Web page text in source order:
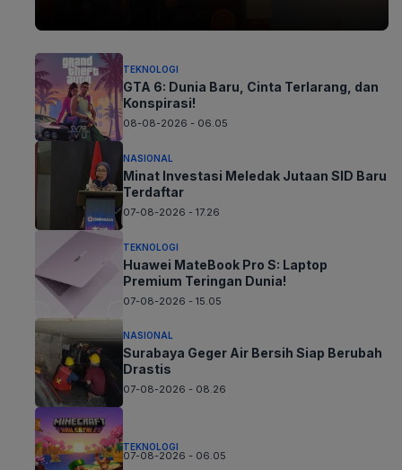
TEKNOLOGI
GTA 6: Dunia Baru, Cinta Terlarang, dan
Konspirasi!
08-08-2026 - 06.05
NASIONAL
Minat Investasi Meledak Jutaan SID Baru
Terdaftar
07-08-2026 - 17.26
TEKNOLOGI
Huawei MateBook Pro S: Laptop
Premium Teringan Dunia!
07-08-2026 - 15.05
NASIONAL
Surabaya Geger Air Bersih Siap Berubah
Drastis
07-08-2026 - 08.26
TEKNOLOGI
07-08-2026 - 06.05